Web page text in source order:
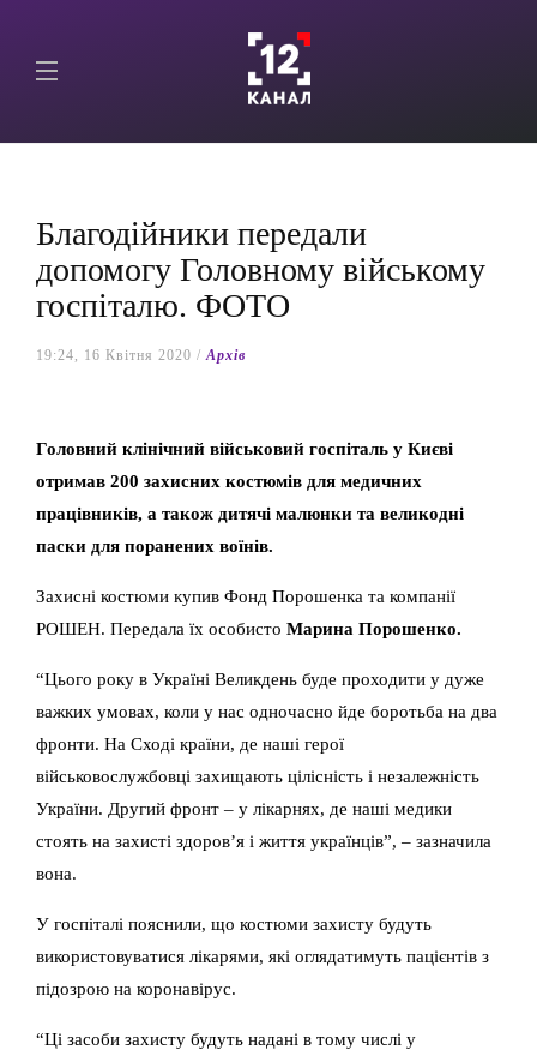
Благодійники передали
допомогу Головному війському
госпіталю. ФОТО
19:24, 16 Квітня 2020 /Архів
Головний клінічний військовий госпіталь у Києві
отримав 200 захисних костюмів для медичних
працівників, а також дитячі малюнки та великодні
паски для поранених воїнів.
Захисні костюми купив Фонд Порошенка та компанії
РОШЕН. Передала їх особисто Марина Порошенко.
“Цього року в Україні Великдень буде проходити у дуже
важких умовах, коли у нас одночасно йде боротьба на два
фронти. На Сході країни, де наші герої
військовослужбовці захищають цілісність і незалежність
України. Другий фронт – у лікарнях, де наші медики
стоять на захисті здоров’я і життя українців”, – зазначила
вона.
У госпіталі пояснили, що костюми захисту будуть
використовуватися лікарями, які оглядатимуть пацієнтів з
підозрою на коронавірус.
“Ці засоби захисту будуть надані в тому числі у